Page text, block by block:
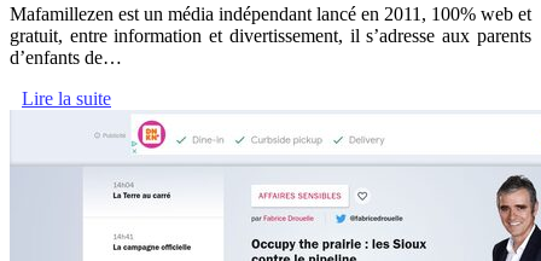
Mafamillezen est un média indépendant lancé en 2011, 100% web et
gratuit, entre information et divertissement, il s’adresse aux parents
d’enfants de…
Lire la suite